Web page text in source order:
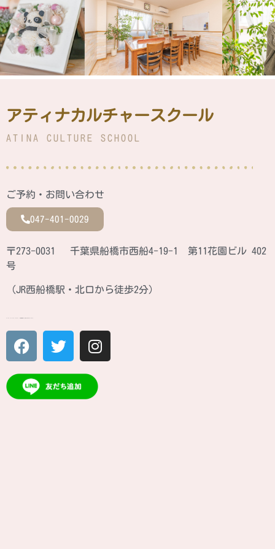
アティナカルチャースクール
ATINA CULTURE SCHOOL
ご予約・お問い合わせ
047-401-0029
〒273-0031 千葉県船橋市西船4-19-1 第11花園ビル 402
号
（JR西船橋駅・北口から徒歩2分）